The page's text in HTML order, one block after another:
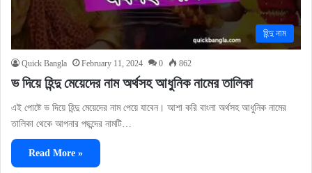
হিন্দু নাম
Quick Bangla February 11, 2024 0 862
ভ দিয়ে হিন্দু মেয়েদের নাম অর্থসহ আধুনিক নামের তালিকা
এই পোষ্টে ভ দিয়ে হিন্দু মেয়েদের নাম পেয়ে যাবেন। আশা করি বাংলা অর্থসহ আধুনিক নামের
তালিকা থেকে আপনার পছন্দের নামটি…
Read More »